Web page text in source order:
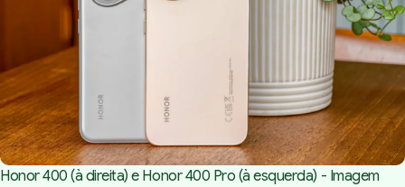
Honor 400 (à direita) e Honor 400 Pro (à esquerda) - Imagem